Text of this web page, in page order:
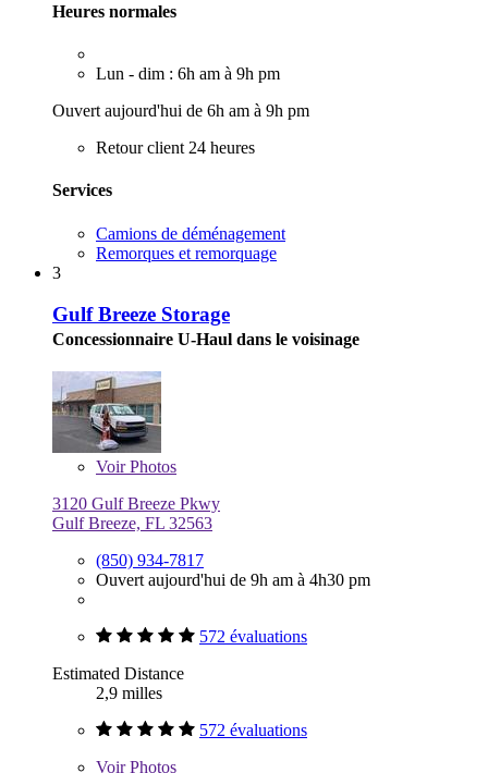
Heures normales
Lun - dim : 6h am à 9h pm
Ouvert aujourd'hui de 6h am à 9h pm
Retour client 24 heures
Services
Camions de déménagement
Remorques et remorquage
3
Gulf Breeze Storage
Concessionnaire U-Haul dans le voisinage
VoirPhotos
3120 Gulf Breeze Pkwy
Gulf Breeze, FL 32563
(850) 934-7817
Ouvert aujourd'hui de 9h am à 4h30 pm
572 évaluations
Estimated Distance
2,9 milles
572 évaluations
VoirPhotos